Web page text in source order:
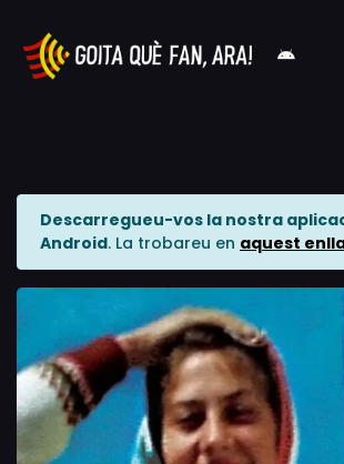
Descarregueu-vos la nostra
Android. La trobareu en aquest